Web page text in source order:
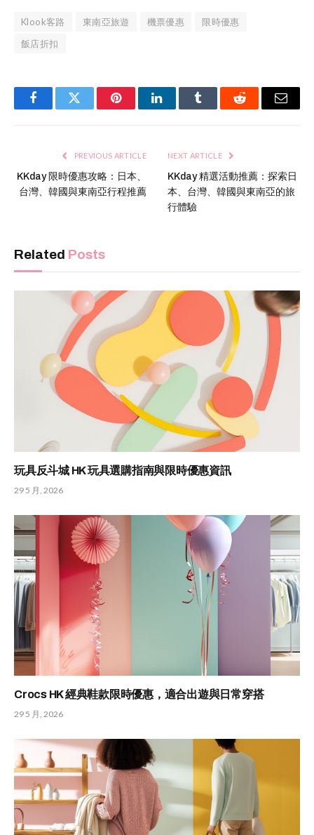
Klook客路 東南亞旅遊 機票優惠
限時優惠
飯店折扣
FacebookTwitter PinterestLinkedInTumblr Reddit Email
PREVIOUS ARTICLE
KKday 限時優惠攻略：日本、
台灣、韓國與東南亞行程推薦
NEXT ARTICLE
KKday 精選活動推薦：探索日
本、台灣、韓國與東南亞的旅
行體驗
Related Posts
玩具反斗城 HK 玩具選購指南與限時優惠資訊
29 5 月, 2026
Crocs HK 經典鞋款限時優惠，適合出遊與日常穿搭
29 5 月, 2026